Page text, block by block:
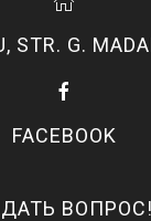
STR. G.
FACEBOOK
ВОПРОС!